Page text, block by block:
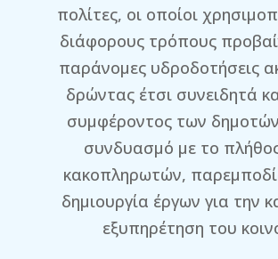
πολίτες, οι οποίοι
διάφορους τρόπους
παράνομες υδροδοτήσεις
δρώντας έτσι συνειδητά
συμφέροντος των
συνδυασμό με το
κακοπληρωτών,
δημιουργία έργων για την
εξυπηρέτηση του